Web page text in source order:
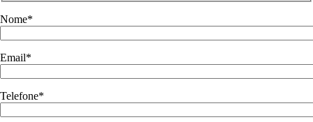
Nome*
Email*
Telefone*